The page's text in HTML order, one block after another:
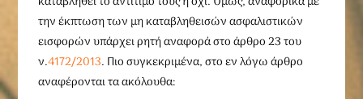
την έκπτωση των μη καταβληθεισών ασφαλιστικών
εισφορών υπάρχει ρητή αναφορά στο άρθρο 23 του
ν.4172/2013. Πιο συγκεκριμένα, στο εν λόγω άρθρο
αναφέρονται τα ακόλουθα: